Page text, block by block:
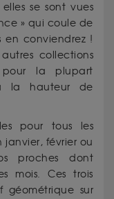
se sont vues
» qui coule de
en conviendrez !
collections
la plupart
la hauteur de
pour tous les
janvier, février ou
proches dont
mois. Ces trois
géométrique sur